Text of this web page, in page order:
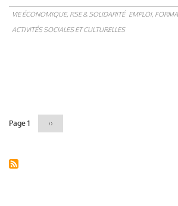
VIE ÉCONOMIQUE, RSE & SOLIDARITÉ EMPLOI,
ACTIVITÉS SOCIALES ET CULTURELLES
Page 1
Page
››